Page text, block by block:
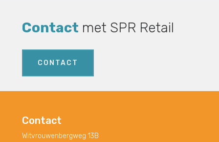
Contact met SPR Retail
CONTACT
Contact
Witvrouwenbergweg 13B